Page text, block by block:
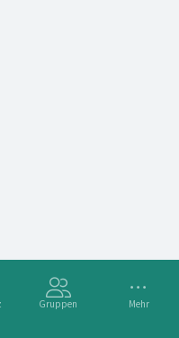
Gruppen Mehr